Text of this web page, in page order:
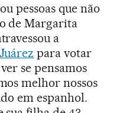
pessoas que não
de Margarita
a
para votar
se pensamos
melhor nossos
em espanhol.